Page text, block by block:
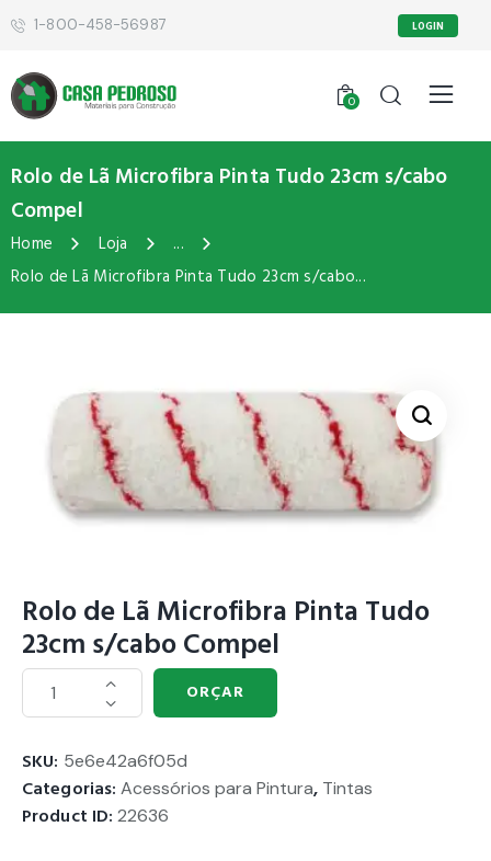
1-800-458-56987 LOGIN
0
Rolo de Lã Microfibra Pinta Tudo 23cm s/cabo
Compel
Home Loja
...
Rolo de Lã Microfibra Pinta Tudo 23cm s/cabo...
Rolo de Lã Microfibra Pinta Tudo
23cm s/cabo Compel
ORÇAR
SKU: 5e6e42a6f05d
Categorias:Acessórios para Pintura, Tintas
Product ID:22636